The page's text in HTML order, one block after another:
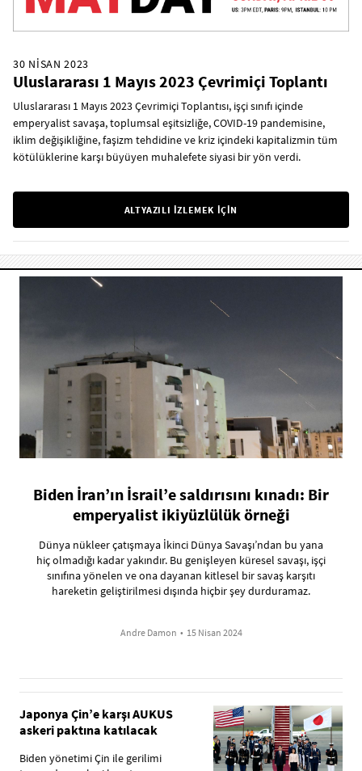
30 NİSAN 2023
Uluslararası 1 Mayıs 2023 Çevrimiçi Toplantı
Uluslararası 1 Mayıs 2023 Çevrimiçi Toplantısı, işçi sınıfı içinde
emperyalist savaşa, toplumsal eşitsizliğe, COVID-19 pandemisine,
iklim değişikliğine, faşizm tehdidine ve kriz içindeki kapitalizmin tüm
kötülüklerine karşı büyüyen muhalefete siyasi bir yön verdi.
ALTYAZILI İZLEMEK İÇİN
Biden İran’ın İsrail’e saldırısını kınadı: Bir
emperyalist ikiyüzlülük örneği
Dünya nükleer çatışmaya İkinci Dünya Savaşı’ndan bu yana
hiç olmadığı kadar yakındır. Bu genişleyen küresel savaşı, işçi
sınıfına yönelen ve ona dayanan kitlesel bir savaş karşıtı
hareketin geliştirilmesi dışında hiçbir şey durduramaz.
Andre Damon • 15 Nisan 2024
Japonya Çin’e karşı AUKUS
askeri paktına katılacak
Biden yönetimi Çin ile gerilimi